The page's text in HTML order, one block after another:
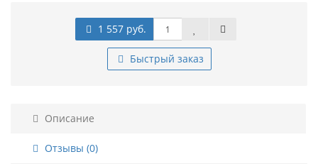
1 557 руб.
Быстрый заказ
Описание
Отзывы (0)